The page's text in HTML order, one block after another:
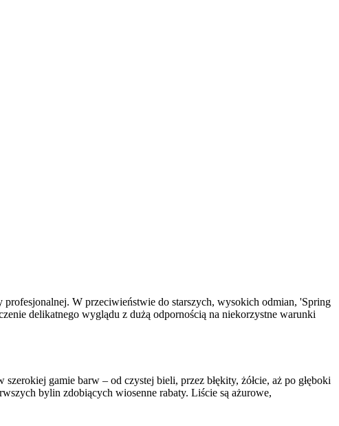
W przeciwieństwie do starszych, wysokich odmian, 'Spring
delikatnego wyglądu z dużą odpornością na niekorzystne warunki
gamie barw – od czystej bieli, przez błękity, żółcie, aż po głęboki
bylin zdobiących wiosenne rabaty. Liście są ażurowe,